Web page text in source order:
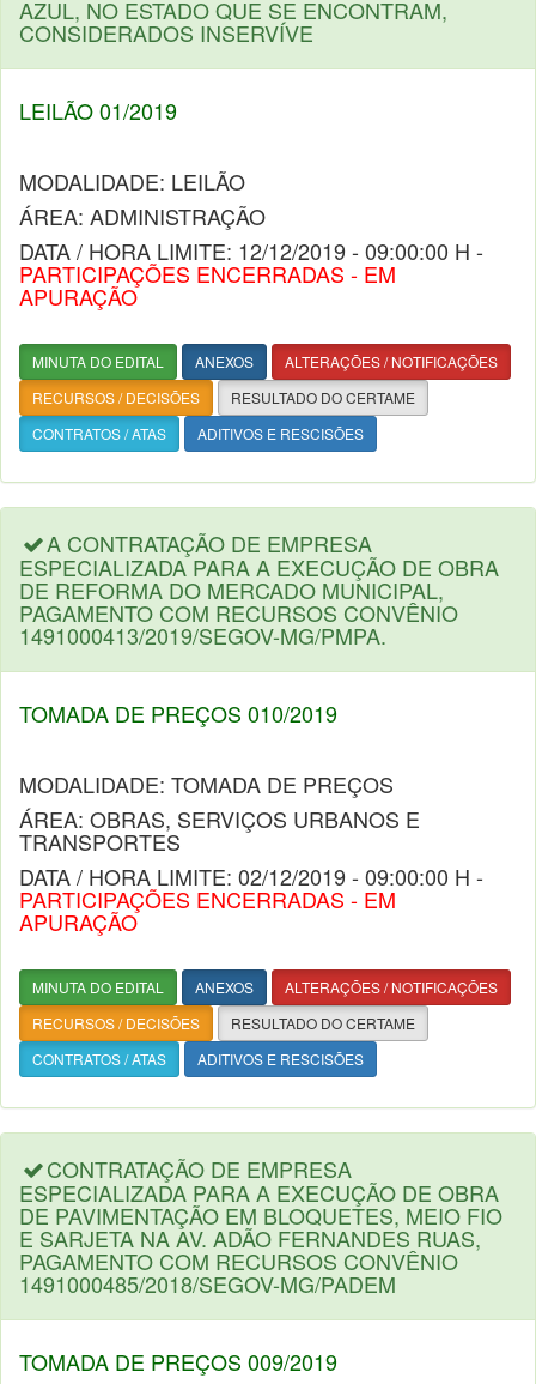
AZUL, NO ESTADO QUE SE ENCONTRAM,
CONSIDERADOS INSERVÍVE
LEILÃO 01/2019
MODALIDADE: LEILÃO
ÁREA: ADMINISTRAÇÃO
DATA / HORA LIMITE: 12/12/2019 - 09:00:00 H -
PARTICIPAÇÕES ENCERRADAS - EM
APURAÇÃO
MINUTA DO EDITAL ANEXOS
ALTERAÇÕES / NOTIFICAÇÕES
RECURSOS / DECISÕES
RESULTADO DO CERTAME
CONTRATOS / ATAS
ADITIVOS E RESCISÕES
A CONTRATAÇÃO DE EMPRESA
ESPECIALIZADA PARA A EXECUÇÃO DE OBRA
DE REFORMA DO MERCADO MUNICIPAL,
PAGAMENTO COM RECURSOS CONVÊNIO
1491000413/2019/SEGOV-MG/PMPA.
TOMADA DE PREÇOS 010/2019
MODALIDADE: TOMADA DE PREÇOS
ÁREA: OBRAS, SERVIÇOS URBANOS E
TRANSPORTES
DATA / HORA LIMITE: 02/12/2019 - 09:00:00 H -
PARTICIPAÇÕES ENCERRADAS - EM
APURAÇÃO
MINUTA DO EDITAL ANEXOS
ALTERAÇÕES / NOTIFICAÇÕES
RECURSOS / DECISÕES
RESULTADO DO CERTAME
CONTRATOS / ATAS
ADITIVOS E RESCISÕES
CONTRATAÇÃO DE EMPRESA
ESPECIALIZADA PARA A EXECUÇÃO DE OBRA
DE PAVIMENTAÇÃO EM BLOQUETES, MEIO FIO
E SARJETA NA AV. ADÃO FERNANDES RUAS,
PAGAMENTO COM RECURSOS CONVÊNIO
1491000485/2018/SEGOV-MG/PADEM
TOMADA DE PREÇOS 009/2019